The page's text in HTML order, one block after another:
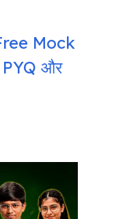
Mock
PYQ और